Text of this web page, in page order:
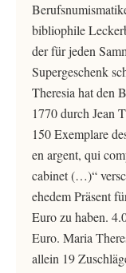
bibliophile
der für jeden
Supergeschenk
Theresia hat den
1770 durch Jean
150 Exemplare
en argent, qui
cabinet (…)“
ehedem Präsent
Euro zu haben.
Euro. Maria
allein 19